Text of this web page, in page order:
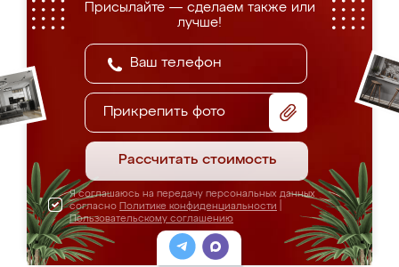
Присылайте — сделаем также или
лучше!
Прикрепить фото
Рассчитать стоимость
Я соглашаюсь на передачу персональных данных
согласно Политике конфиденциальности
Пользовательскому соглашению